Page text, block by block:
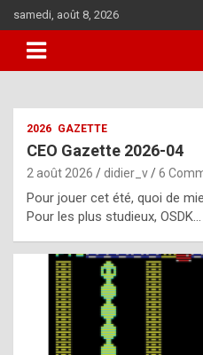
to
content
samedi, août 8, 2026
i
l
2026 GAZETTE
CEO Gazette 2026-04
2 août 2026 didier_v 6
Pour jouer cet été, quoi de
Pour les plus studieux, OSDK…